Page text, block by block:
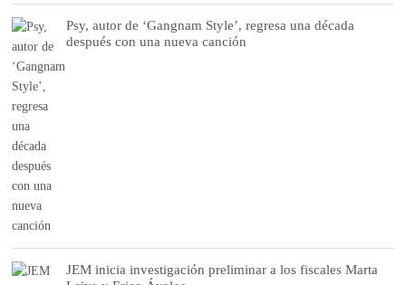
Psy, autor de ‘Gangnam Style’, regresa una década
después con una nueva canción
JEM inicia investigación preliminar a los fiscales Marta